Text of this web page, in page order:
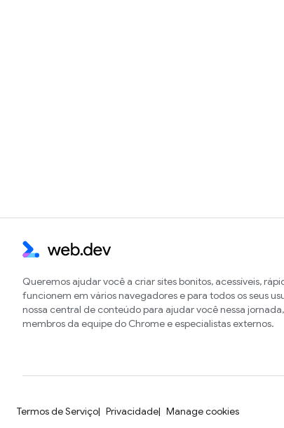
Queremos ajudar você a criar sites bonitos, acessíveis,
funcionem em vários navegadores e para todos os seus
nossa central de conteúdo para ajudar você nessa
membros da equipe do Chrome e especialistas externos.
Termos de Serviço Privacidade Manage cookies